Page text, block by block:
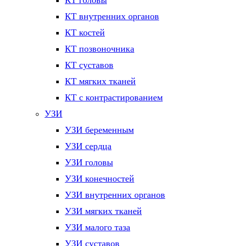
КТ внутренних органов
КТ костей
КТ позвоночника
КТ суставов
КТ мягких тканей
КТ с контрастированием
УЗИ
УЗИ беременным
УЗИ сердца
УЗИ головы
УЗИ конечностей
УЗИ внутренних органов
УЗИ мягких тканей
УЗИ малого таза
УЗИ суставов